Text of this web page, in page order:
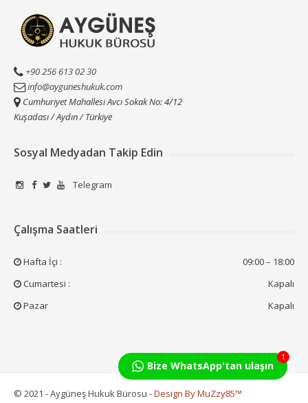
+90 256 613 02 30
info@ayguneshukuk.com
Cumhuriyet Mahallesi Avcı Sokak No: 4/12
Kuşadası / Aydın / Türkiye
Sosyal Medyadan Takip Edin
Telegram
Çalışma Saatleri
Hafta İçi :
09:00 – 18:00
Cumartesi :
Kapalı
Pazar
Kapalı
© 2021 - Aygüneş Hukuk Bürosu -Design By MuZzy85™
Bize WhatsApp'tan ulaşın
1